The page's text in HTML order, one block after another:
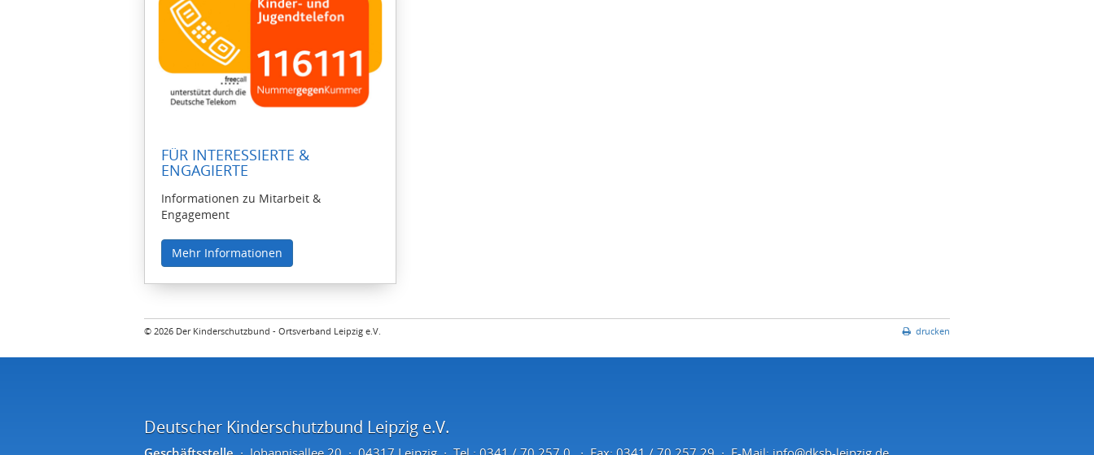
FÜR INTERESSIERTE &
ENGAGIERTE
Informationen zu Mitarbeit &
Engagement
Mehr Informationen
© 2026 Der Kinderschutzbund - Ortsverband Leipzig e.V. drucken
Deutscher Kinderschutzbund Leipzig e.V.